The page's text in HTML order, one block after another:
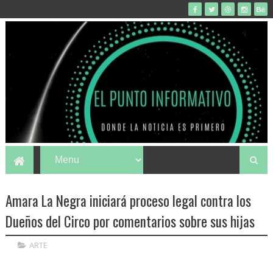
Amara La Negra iniciará proceso legal contra los
Dueños del Circo por comentarios sobre sus hijas
ARTE